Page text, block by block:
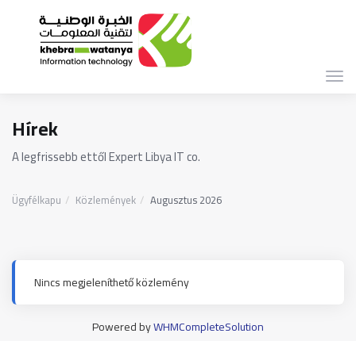
Hírek
A legfrissebb ettől Expert Libya IT co.
Ügyfélkapu Közlemények Augusztus 2026
Nincs megjeleníthető közlemény
Powered byWHMCompleteSolution